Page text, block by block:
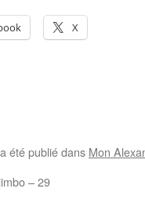
X
été publié dans Mon
– 29